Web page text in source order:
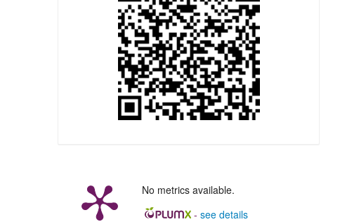
No metrics available.
- see details